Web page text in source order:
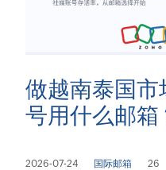
做越南泰国
号用什么邮箱
2026-07-24 国际邮箱 26